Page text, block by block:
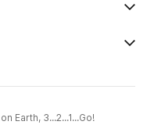
Earth, 3...2...1...Go!